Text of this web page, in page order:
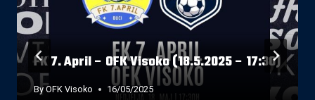
FK 7. April – OFK Visoko (18.5.2025 – 17:30)
By OFK Visoko 16/05/2025